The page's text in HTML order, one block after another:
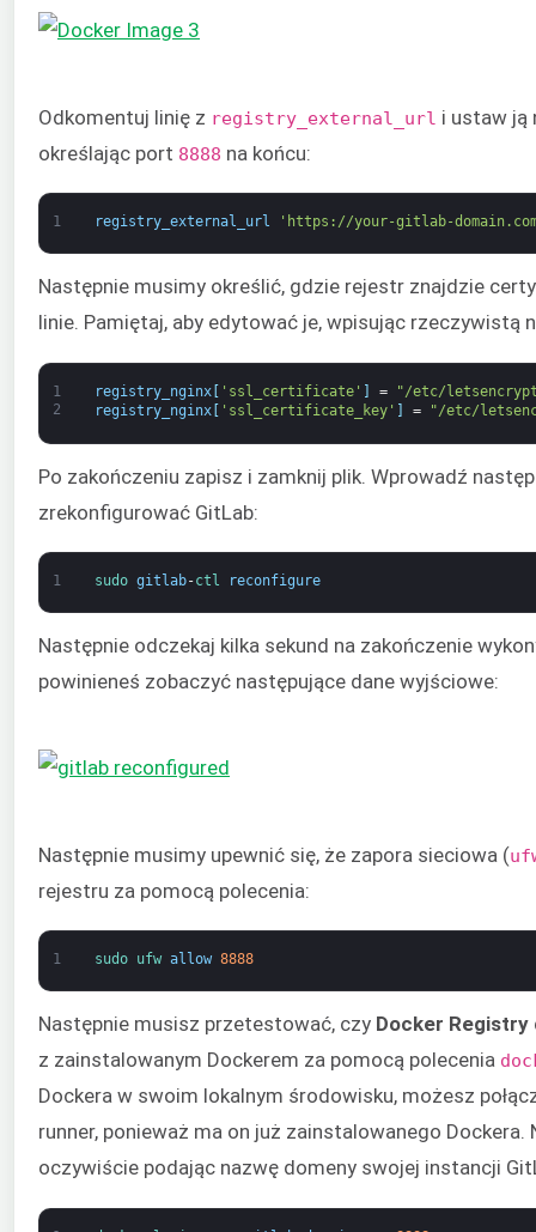
Odkomentuj linię z registry_external_url i ustaw ją
określając port 8888 na końcu:
1 registry_external_url 'https://your-gitlab-
Następnie musimy określić, gdzie rejestr znajdzie
linie. Pamiętaj, aby edytować je, wpisując rzeczywistą
1
2
registry_nginx[ 'ssl_certificate' ] =
"/etc/
registry_nginx[ 'ssl_certificate_key' = "/etc/
Po zakończeniu zapisz i zamknij plik. Wprowadź
zrekonfigurować GitLab:
1 sudo gitlab-ctl reconfigure
Następnie odczekaj kilka sekund na zakończenie
powinieneś zobaczyć następujące dane wyjściowe:
Następnie musimy upewnić się, że zapora sieciowa (
rejestru za pomocą polecenia:
1 sudo ufw allow 8888
Następnie musisz przetestować, czy Docker Registry
z zainstalowanym Dockerem za pomocą polecenia
Dockera w swoim lokalnym środowisku, możesz
runner, ponieważ ma on już zainstalowanego
oczywiście podając nazwę domeny swojej instancji